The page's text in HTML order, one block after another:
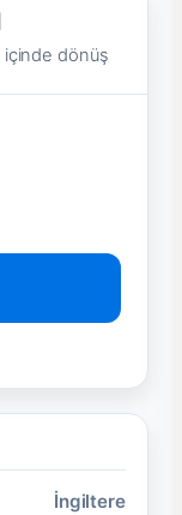
içinde dönüş
İngiltere